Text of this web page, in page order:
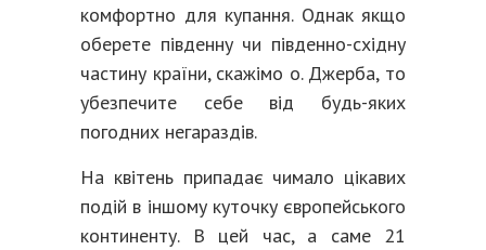
комфортно для купання. Однак якщо
оберете південну чи південно-східну
частину країни, скажімо о. Джерба, то
убезпечите себе від будь-яких
погодних негараздів.
На квітень припадає чимало цікавих
подій в іншому куточку європейського
континенту. В цей час, а саме 21